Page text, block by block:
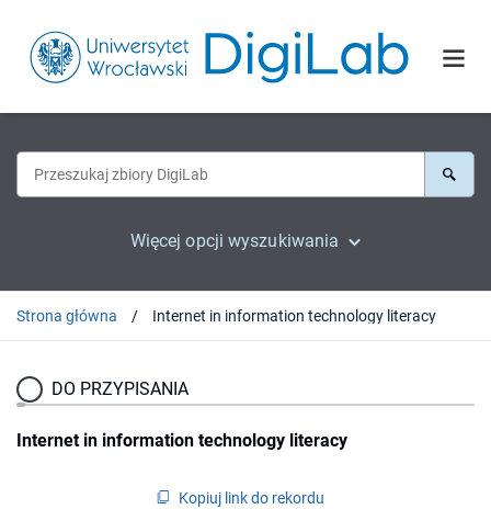
Więcej opcji wyszukiwania
Strona główna Internet in information technology literacy
DO PRZYPISANIA
Internet in information technology literacy
Kopiuj link do rekordu